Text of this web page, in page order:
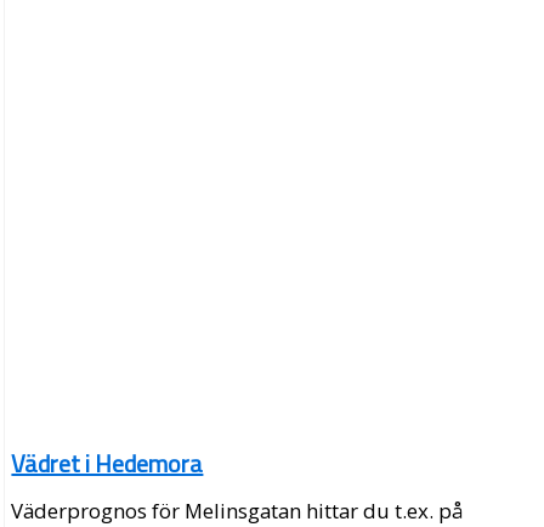
Vädret i Hedemora
Väderprognos för Melinsgatan hittar du t.ex. på